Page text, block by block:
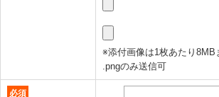
※添付画像は1枚あたり8MB
.pngのみ送信可
必須